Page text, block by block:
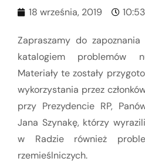
18 września, 2019
Zapraszamy do
katalogiem problemów
Materiały te zostały
wykorzystania przez
przy Prezydencie RP,
Jana Szynakę, którzy
w Radzie również
rzemieślniczych.